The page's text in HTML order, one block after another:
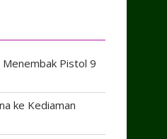
Pistol 9
ke Kediaman